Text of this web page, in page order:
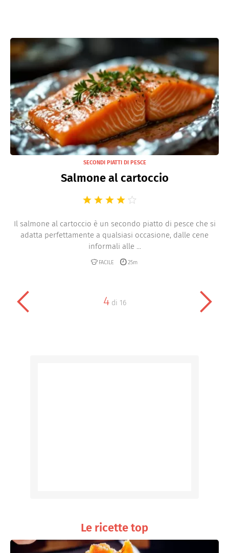
SECONDI PIATTI DI PESCE
Salmone al cartoccio
Il salmone al cartoccio è un secondo piatto di pesce che si
adatta perfettamente a qualsiasi occasione, dalle cene
informali alle ...
FACILE 25m
4di 16
Le ricette top